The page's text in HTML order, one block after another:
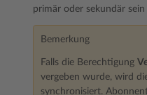
primär oder sekundär sein
Bemerkung
Falls die Berechtigung
vergeben wurde, wird
synchronisiert.